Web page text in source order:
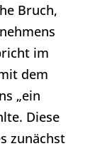
Bruch,
im
dem
„ein
Diese
zunächst